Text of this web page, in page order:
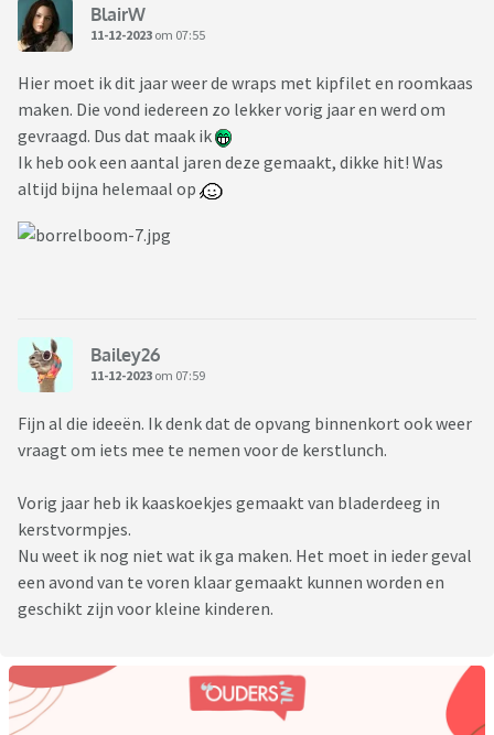
BlairW
11-12-2023 om 07:55
Hier moet ik dit jaar weer de wraps met kipfilet en roomkaas
maken. Die vond iedereen zo lekker vorig jaar en werd om
gevraagd. Dus dat maak ik
Ik heb ook een aantal jaren deze gemaakt, dikke hit! Was
altijd bijna helemaal op
Bailey26
11-12-2023 om 07:59
Fijn al die ideeën. Ik denk dat de opvang binnenkort ook weer
vraagt om iets mee te nemen voor de kerstlunch.
Vorig jaar heb ik kaaskoekjes gemaakt van bladerdeeg in
kerstvormpjes.
Nu weet ik nog niet wat ik ga maken. Het moet in ieder geval
een avond van te voren klaar gemaakt kunnen worden en
geschikt zijn voor kleine kinderen.